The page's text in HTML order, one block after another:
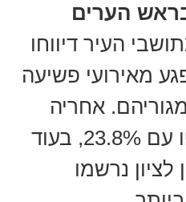
הערים
מתושבי העיר דיווחו
מאירועי פשיעה
אחריה
נמצאת תל אביב-יפו עם 23.8%, בעוד
נרשמו